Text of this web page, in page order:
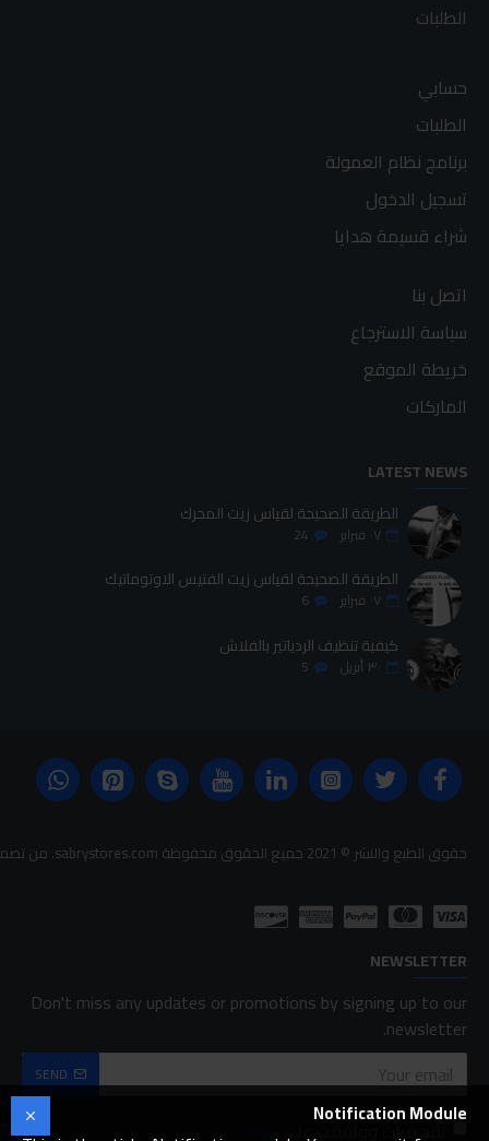
الطلبات
حسابي
الطلبات
برنامج نظام العمولة
تسجيل الدخول
شراء قسيمة هدايا
اتصل بنا
سياسة الاسترجاع
خريطة الموقع
الماركات
LATEST NEWS
الطريقة الصحيحة لقياس زيت المحرك
٠٧ فبراير 24
الطريقة الصحيحة لقياس زيت الفتيس الاوتوماتيك
٠٧ فبراير 6
كيفية تنظيف الردياتير بالفلاش
٣٠ أبريل 5
حقوق الطبع والنشر © 2021 جميع الحقوق محفوظة sabrystores.com. من تصميم-
NEWSLETTER
Don't miss any updates or promotions by signing up to our
newsletter.
SEND
لقد قرأت ووافقت على FAQ
Notification Module